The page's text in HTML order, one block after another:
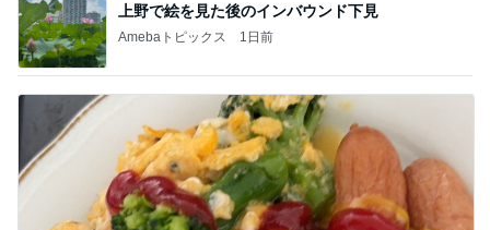
上野で絵を見た後のインバウンド下見
Amebaトピックス 1日前